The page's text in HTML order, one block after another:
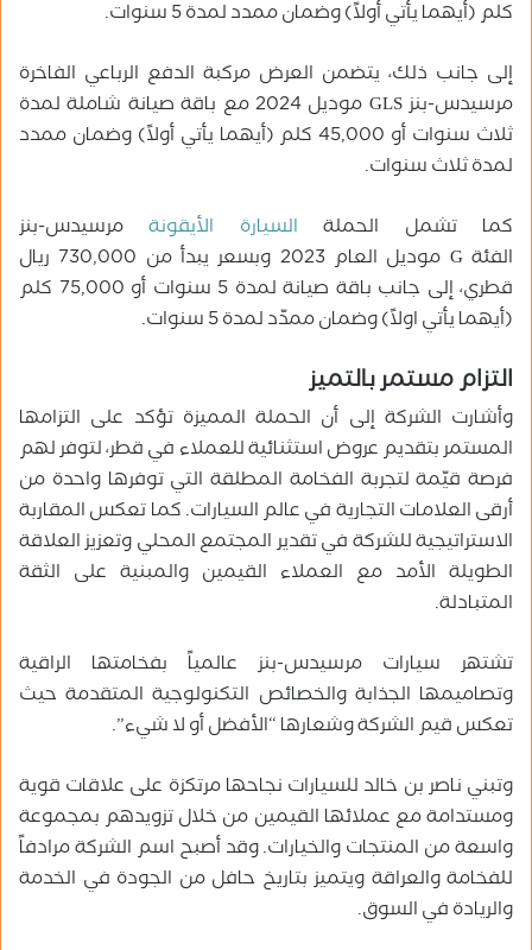
كلم (أيهما يأتي أولاً) وضمان ممدد لمدة 5 سنوات.
إلى جانب ذلك، يتضمن العرض مركبة الدفع الرباعي الفاخرة
مرسيدس-بنز GLS موديل 2024 مع باقة صيانة شاملة لمدة
ثلاث سنوات أو 45,000 كلم (أيهما يأتي أولاً) وضمان ممدد
لمدة ثلاث سنوات.
كما تشمل الحملة السيارة الأيقونةمرسيدس-بنز
الفئة G موديل العام 2023 وبسعر يبدأ من 730,000 ريال
قطري، إلى جانب باقة صيانة لمدة 5 سنوات أو 75,000 كلم
(أيهما يأتي اولاً) وضمان ممدّد لمدة 5 سنوات.
التزام مستمر بالتميز
وأشارت الشركة إلى أن الحملة المميزة تؤكد على التزامها
المستمر بتقديم عروض استثنائية للعملاء في قطر، لتوفر لهم
فرصة قيّمة لتجربة الفخامة المطلقة التي توفرها واحدة من
أرقى العلامات التجارية في عالم السيارات. كما تعكس المقاربة
الاستراتيجية للشركة في تقدير المجتمع المحلي وتعزيز العلاقة
الطويلة الأمد مع العملاء القيمين والمبنية على الثقة
المتبادلة.
تشتهر سيارات مرسيدس-بنز عالمياً بفخامتها الراقية
وتصاميمها الجذابة والخصائص التكنولوجية المتقدمة حيث
تعكس قيم الشركة وشعارها “الأفضل أو لا شيء”.
وتبني ناصر بن خالد للسيارات نجاحها مرتكزة على علاقات قوية
ومستدامة مع عملائها القيمين من خلال تزويدهم بمجموعة
واسعة من المنتجات والخيارات. وقد أصبح اسم الشركة مرادفاً
للفخامة والعراقة ويتميز بتاريخ حافل من الجودة في الخدمة
والريادة في السوق.